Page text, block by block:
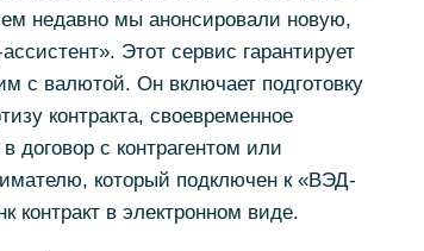
недавно мы анонсировали новую,
Этот сервис гарантирует
с валютой. Он включает подготовку
контракта, своевременное
договор с контрагентом или
который подключен к «ВЭД-
контракт в электронном виде.